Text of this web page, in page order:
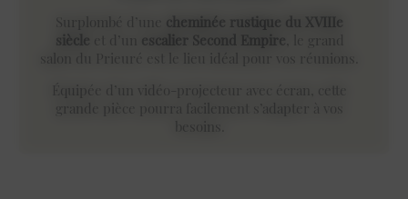
Surplombé d’une cheminée rustique du XVIIIe
escalier Second Empire
Équipée d’un vidéo-projecteur avec écran, cette